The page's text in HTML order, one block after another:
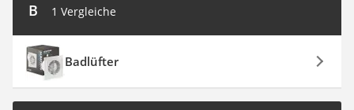
B 1 Vergleiche
Badlüfter